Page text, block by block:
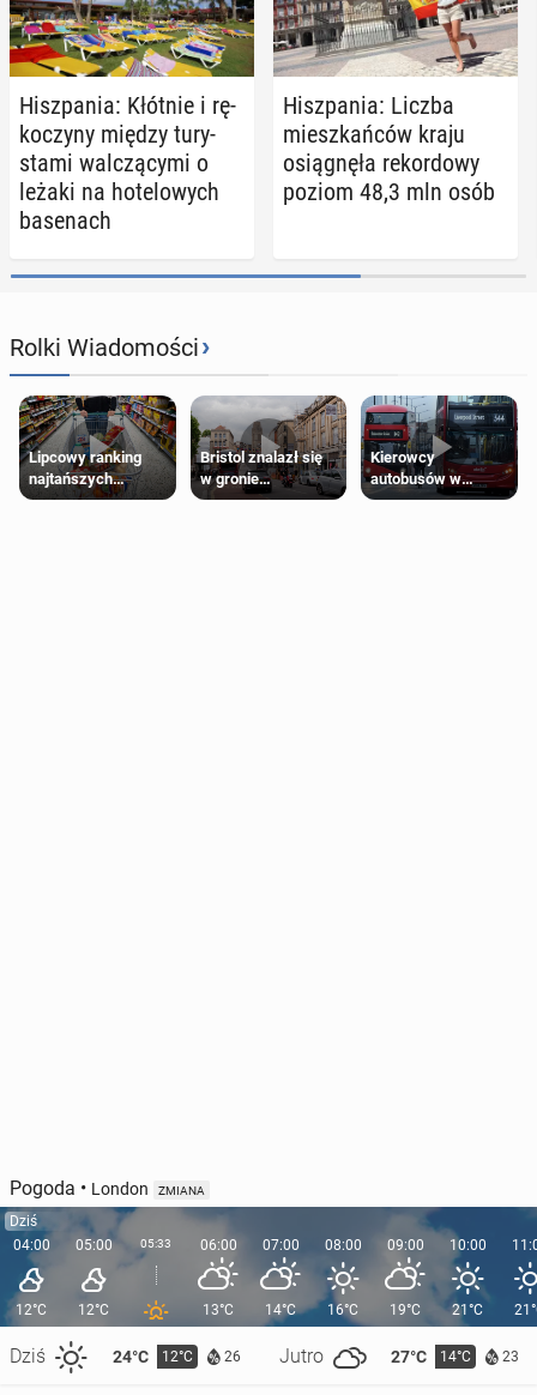
Hisz­pa­nia: Kłótnie i rę­
ko­czy­ny między tu­ry­
sta­mi wal­czą­cy­mi o
leżaki na ho­te­lo­wych
ba­se­nach
Hisz­pa­nia: Liczba
miesz­kań­ców kraju
osią­gnę­ła re­kor­do­wy
poziom 48,3 mln osób
Rolki Wiadomości›
Lipcowy ranking
najtańszych
supermarketów
Bristol znalazł się
w gronie
najlepszych
Kierowcy
autobusów w
Londynie
Pogoda • London ZMIANA
Dziś
04:00
12°C
Dziś 24°C 12°C 26 Jutro 27°C 14°C 23
05:00
12°C
05:33 06:00
13°C
07:00
14°C
08:00
16°C
09:00
19°C
10:00
21°C